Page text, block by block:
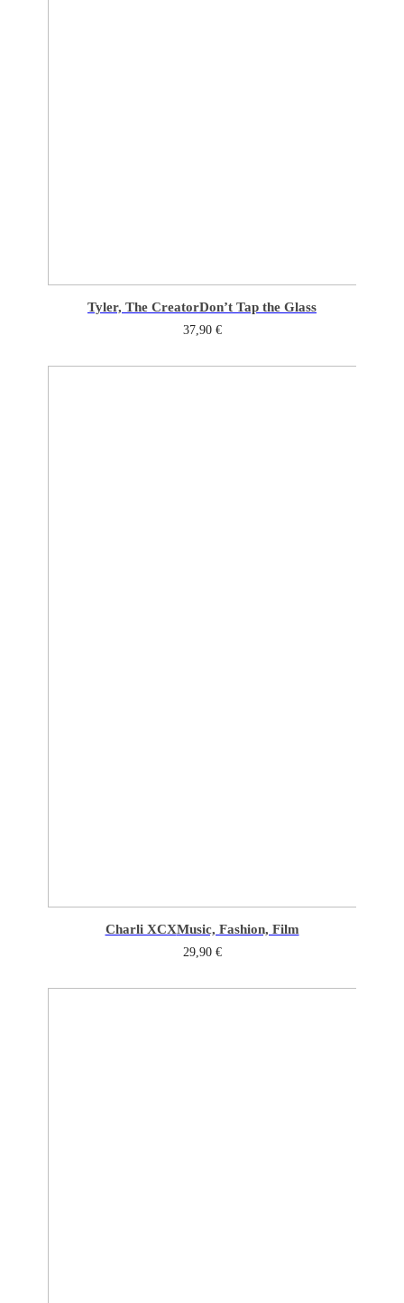
Tyler, The CreatorDon’t Tap the Glass
37,90 €
Charli XCXMusic, Fashion, Film
29,90 €